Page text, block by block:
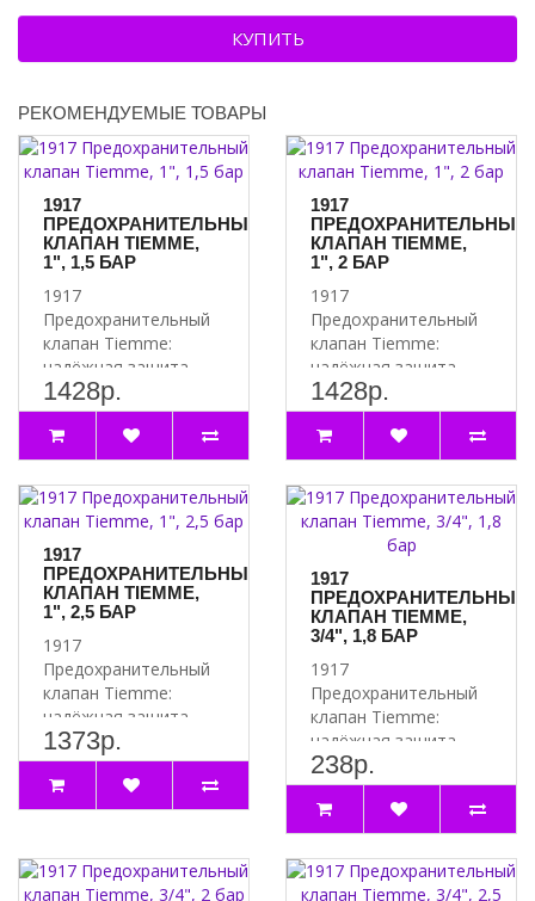
делают установку и обслуживание бака простыми и удобными.
которое обеспечит стабильную и безопасную работу всей системы.
Артикул 26067RU
КУПИТЬ
РЕКОМЕНДУЕМЫЕ ТОВАРЫ
1917
ПРЕДОХРАНИТЕЛЬНЫЙ
КЛАПАН TIEMME,
1", 1,5 БАР
1917
Предохранительный
клапан Tiemme:
надёжная защита
вашей системы
Почему стоит
выбрать 1917
Предох..
1428р.
1917
ПРЕДОХРАНИТЕЛЬНЫЙ
КЛАПАН TIEMME,
1", 2 БАР
1917
Предохранительный
клапан Tiemme:
надёжная защита
вашей системы
Почему стоит
выбрать 1917
Предох..
1428р.
1917
ПРЕДОХРАНИТЕЛЬНЫЙ
КЛАПАН TIEMME,
1", 2,5 БАР
1917
Предохранительный
клапан Tiemme:
надёжная защита
вашей системы
Почему стоит
выбрать 1917
Предох..
1373р.
1917
ПРЕДОХРАНИТЕЛЬНЫЙ
КЛАПАН TIEMME,
3/4", 1,8 БАР
1917
Предохранительный
клапан Tiemme:
надёжная защита
вашей системы
Почему стоит
выбрать 1917
Предох..
238р.